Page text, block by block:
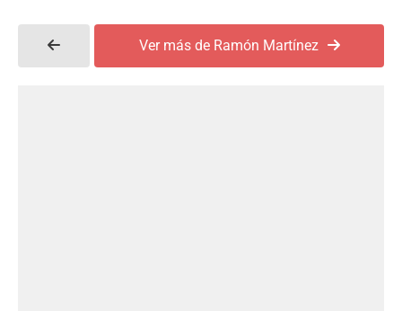
Ver más de Ramón Martínez